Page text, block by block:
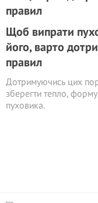
Щоб випрати
його, варто
правил
Дотримуючись цих
зберегти тепло,
пуховика.